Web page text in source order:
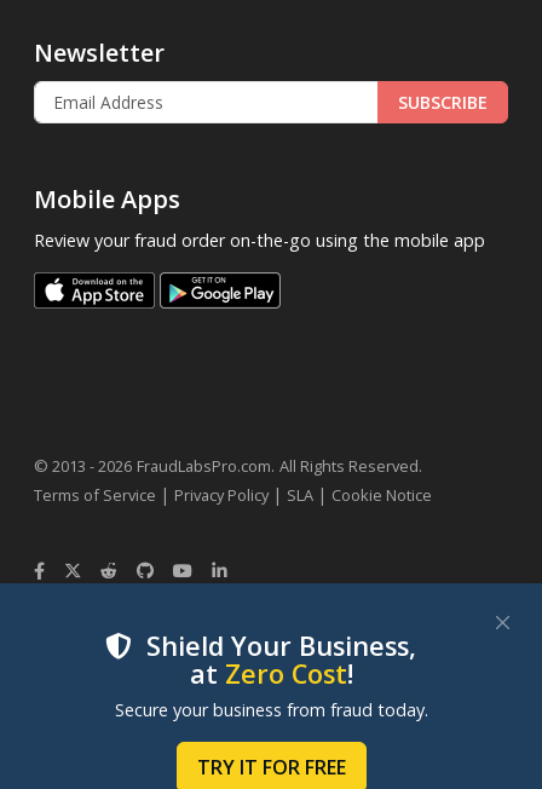
Shield Your Business,
at Zero Cost!
Secure your business from fraud today.
TRY IT FOR FREE
Newsletter
SUBSCRIBE
Mobile Apps
Review your fraud order on-the-go using the mobile app
© 2013 - 2026 FraudLabsPro.com. All Rights Reserved.
Terms of Service | Privacy Policy| SLA | Cookie Notice
We use cookies to improve your experience on our
websites. By clicking "Accept Cookies", you consent to
our use of cookies. Learn more in ourCookie Policy